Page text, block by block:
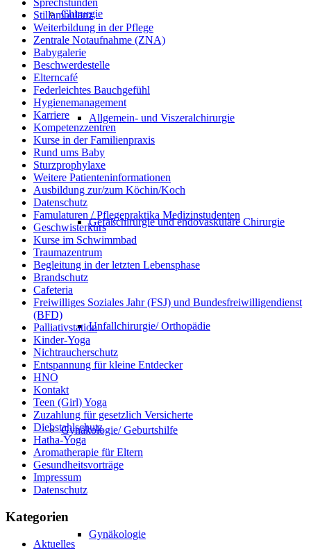
Chirurgie
Allgemein- und Viszeralchirurgie
Gefäßchirurgie und endovaskuläre Chirurgie
Unfallchirurgie/ Orthopädie
Gynäkologie/ Geburtshilfe
Gynäkologie
Sprechstunden
Stillambulanz
Weiterbildung in der Pflege
Zentrale Notaufnahme (ZNA)
Babygalerie
Beschwerdestelle
Elterncafé
Federleichtes Bauchgefühl
Hygienemanagement
Karriere
Kompetenzzentren
Kurse in der Familienpraxis
Rund ums Baby
Sturzprophylaxe
Weitere Patienteninformationen
Ausbildung zur/zum Köchin/Koch
Datenschutz
Famulaturen / Pflegepraktika Medizinstudenten
Geschwisterkurs
Kurse im Schwimmbad
Traumazentrum
Begleitung in der letzten Lebensphase
Brandschutz
Cafeteria
Freiwilliges Soziales Jahr (FSJ) und Bundesfreiwilligendienst
(BFD)
Palliativstation
Kinder-Yoga
Nichtraucherschutz
Entspannung für kleine Entdecker
HNO
Kontakt
Teen (Girl) Yoga
Zuzahlung für gesetzlich Versicherte
Diebstahlschutz
Hatha-Yoga
Aromatherapie für Eltern
Gesundheitsvorträge
Impressum
Datenschutz
Kategorien
Aktuelles